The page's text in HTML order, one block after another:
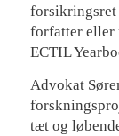
forsikringsret
forfatter eller
ECTIL
Advokat
tæt og